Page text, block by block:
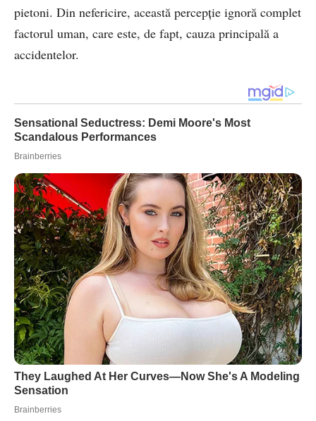
pietoni. Din nefericire, această percepție ignoră complet
factorul uman, care este, de fapt, cauza principală a
accidentelor.